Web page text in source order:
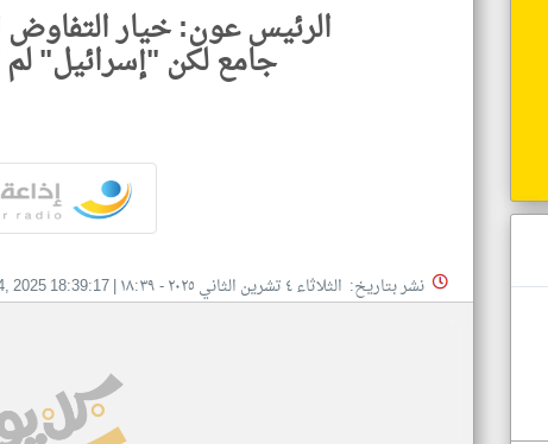
الرئيس عون: خيار التفاوض
جامع لكن "إسرائيل"
نشر بتاريخ: الثلاثاء ٤ تشرين الثاني ٢٠٢٥ - ١٨:٣٩ |
2025 18:39:17